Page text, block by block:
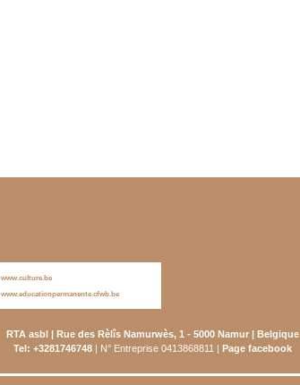
www.culture.be
www.educationpermanente.cfwb.be
RTA asbl | Rue des Rèlîs Namurwès, 1 - 5000 Namur | Belgique
Tel: +3281746748| N° Entreprise 0413868811 | Page facebook